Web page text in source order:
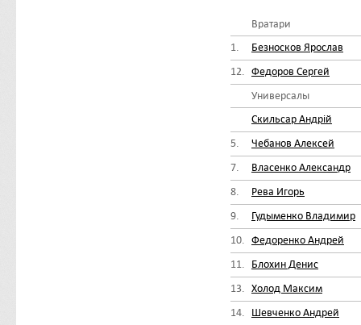
Вратари
1.
Безносков Ярослав
12. Федоров Сергей
Универсалы
Скильсар Андрій
5.
Чебанов Алексей
7.
Власенко Александр
8.
Рева Игорь
9.
Гудыменко Владимир
10. Федоренко Андрей
11.
Блохин Денис
13. Холод Максим
14.
Шевченко Андрей